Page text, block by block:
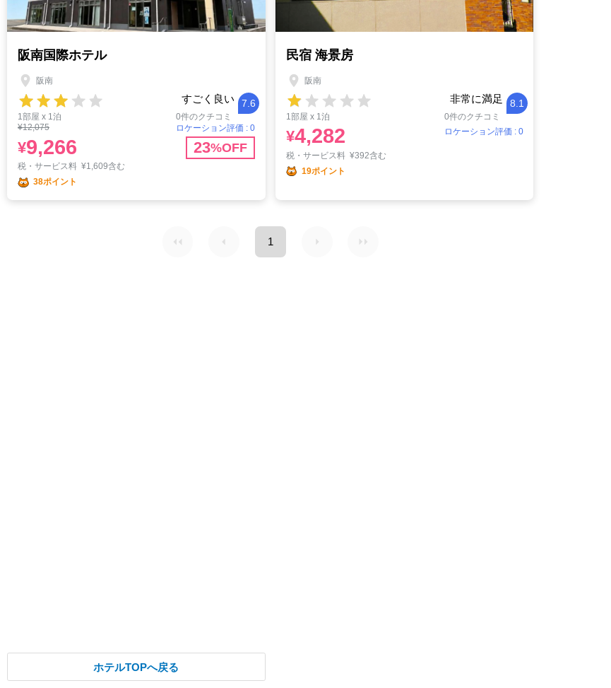
阪南国際ホテル
阪南
すごく良い 7.6
1部屋 x 1泊
0件のクチコミ
¥12,075
ロケーション評価 : 0
¥9,266 23%OFF
税・サービス料 ¥1,609含む
38ポイント
民宿 海景房
阪南
非常に満足 8.1
1部屋 x 1泊
0件のクチコミ
ロケーション評価 : 0
¥4,282
税・サービス料 ¥392含む
19ポイント
1
ホテルTOPへ戻る